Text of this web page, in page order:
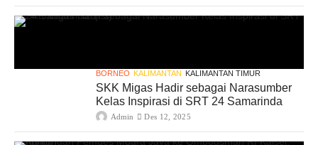
BORNEO KALIMANTAN KALIMANTAN TIMUR
SKK Migas Hadir sebagai Narasumber
Kelas Inspirasi di SRT 24 Samarinda
Admin Des 12, 2025